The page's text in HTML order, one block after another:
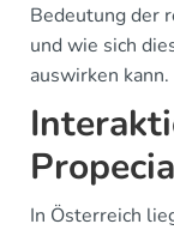
Bedeutung der
und wie sich
auswirken kann.
Propecia
In Österreich